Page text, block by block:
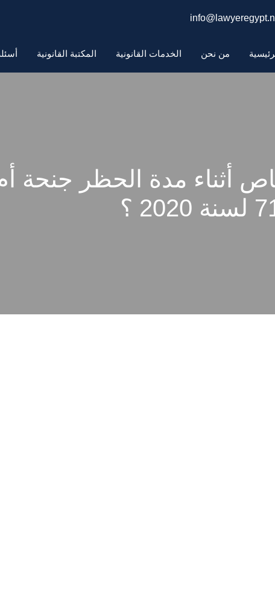
من نحن الخدمات القانونية المكتبة القانونية
أثناء مدة الحظر جنحة